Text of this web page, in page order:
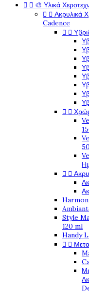
  🎨 Υλικά
  Ακρυλικά
Cadence
 
 
 
Style
120 ml
Handy
 